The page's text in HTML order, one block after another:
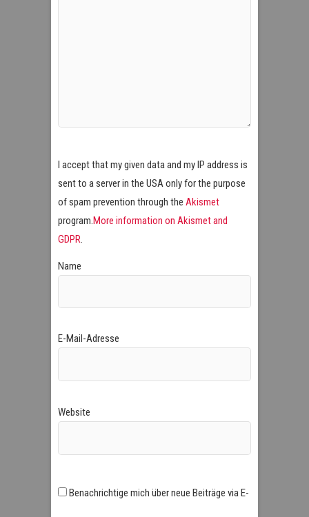
I accept that my given data and my IP address is
sent to a server in the USA only for the purpose
of spam prevention through the Akismet
program.More information on Akismet and
GDPR.
Name
E-Mail-Adresse
Website
Benachrichtige mich über neue Beiträge via E-